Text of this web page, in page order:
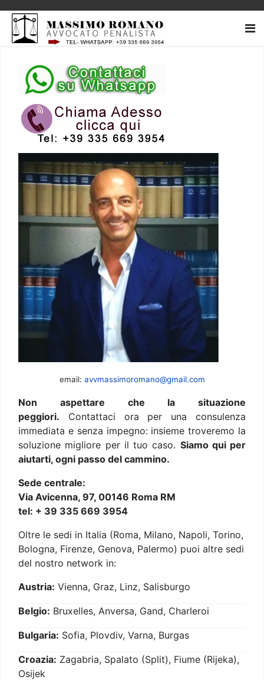
email: avvmassimoromano@gmail.com
Non aspettare che la situazione
peggiori. Contattaci ora per una consulenza
immediata e senza impegno: insieme troveremo la
soluzione migliore per il tuo caso. Siamo qui per
aiutarti, ogni passo del cammino.
Sede centrale:
Via Avicenna, 97, 00146 Roma RM
tel: + 39 335 669 3954
Oltre le sedi in Italia (Roma, Milano, Napoli, Torino,
Bologna, Firenze, Genova, Palermo) puoi altre sedi
del nostro network in:
Austria: Vienna, Graz, Linz, Salisburgo
Belgio: Bruxelles, Anversa, Gand, Charleroi
Bulgaria: Sofia, Plovdiv, Varna, Burgas
Croazia: Zagabria, Spalato (Split), Fiume (Rijeka),
Osijek